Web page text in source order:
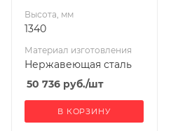
Высота, мм
1340
Материал изготовления
Нержавеющая сталь
50 736 руб./шт
В КОРЗИНУ